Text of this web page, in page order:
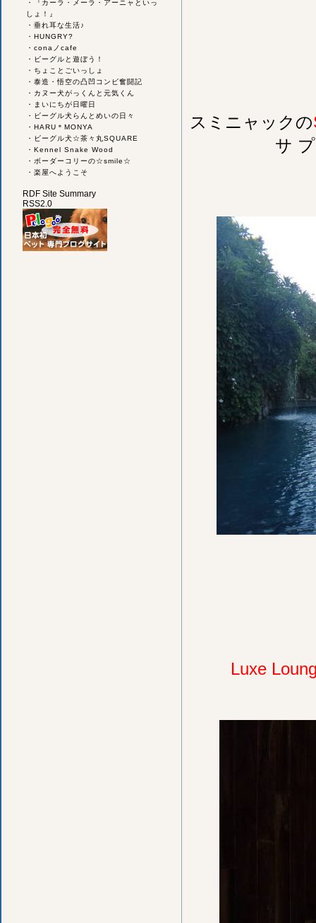
・
『カーラ・メーラ・アーニャといっ
しょ！』
・ 垂れ耳な生活♪
・ HUNGRY?
・ conaノcafe
・
ビーグルと遊ぼう！
・ ちょことごいっしょ
・ 泰造・悟空の凸凹コンビ奮闘記
・ カヌー犬がっくんと元気くん
・
まいにちが日曜日
・
ビーグル犬らんとめいの日々
・ HARU＊MONYA
・
ビーグル犬☆茶々丸SQUARE
・ Kennel Snake Wood
・ ボーダーコリーの☆smile☆
・ 楽屋へようこそ
RDF Site Summary
RSS2.0
スミニャックの
サ
Luxe